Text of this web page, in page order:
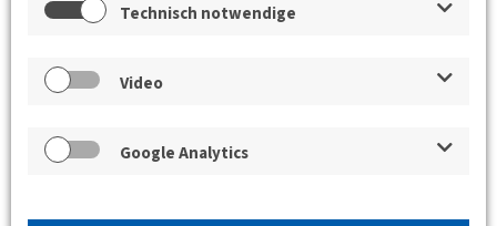
Technisch notwendige
Video
Google Analytics
Weiterlesen